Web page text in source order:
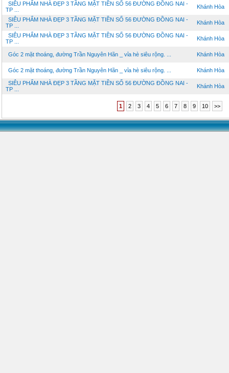
SIÊU PHẨM NHÀ ĐẸP 3 TẦNG MẶT TIỀN SỐ 56 ĐƯỜNG ĐỒNG NAI -
TP ...
Khánh Hòa
SIÊU PHẨM NHÀ ĐẸP 3 TẦNG MẶT TIỀN SỐ 56 ĐƯỜNG ĐỒNG NAI -
TP ...
Khánh Hòa
SIÊU PHẨM NHÀ ĐẸP 3 TẦNG MẶT TIỀN SỐ 56 ĐƯỜNG ĐỒNG NAI -
TP ...
Khánh Hòa
Góc 2 mặt thoáng, đường Trần Nguyên Hãn _ vỉa hè siêu rộng. ... Khánh Hòa
Góc 2 mặt thoáng, đường Trần Nguyên Hãn _ vỉa hè siêu rộng. ... Khánh Hòa
SIÊU PHẨM NHÀ ĐẸP 3 TẦNG MẶT TIỀN SỐ 56 ĐƯỜNG ĐỒNG NAI -
TP ...
Khánh Hòa
1 2 3 4 5 6 7 8 9 10 >>